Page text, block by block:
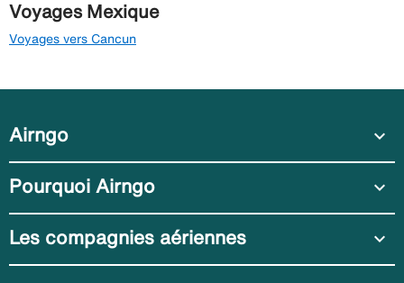
Voyages Mexique
Voyages vers Cancun
Airngo expand_more
Pourquoi Airngo expand_more
Les compagnies aériennes expand_more